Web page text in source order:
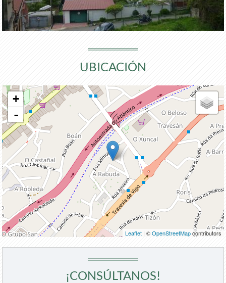
UBICACIÓN
+
-
Leaflet| ©OpenStreetMapcontributors
¡CONSÚLTANOS!